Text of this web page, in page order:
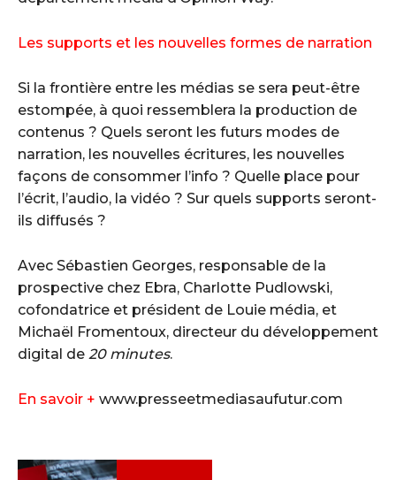
Les supports et les nouvelles formes de narration
Si la frontière entre les médias se sera peut-être
estompée, à quoi ressemblera la production de
contenus ? Quels seront les futurs modes de
narration, les nouvelles écritures, les nouvelles
façons de consommer l’info ? Quelle place pour
l’écrit, l’audio, la vidéo ? Sur quels supports seront-
ils diffusés ?
Avec Sébastien Georges, responsable de la
prospective chez Ebra, Charlotte Pudlowski,
cofondatrice et président de Louie média, et
Michaël Fromentoux, directeur du développement
digital de 20 minutes.
En savoir + www.presseetmediasaufutur.com